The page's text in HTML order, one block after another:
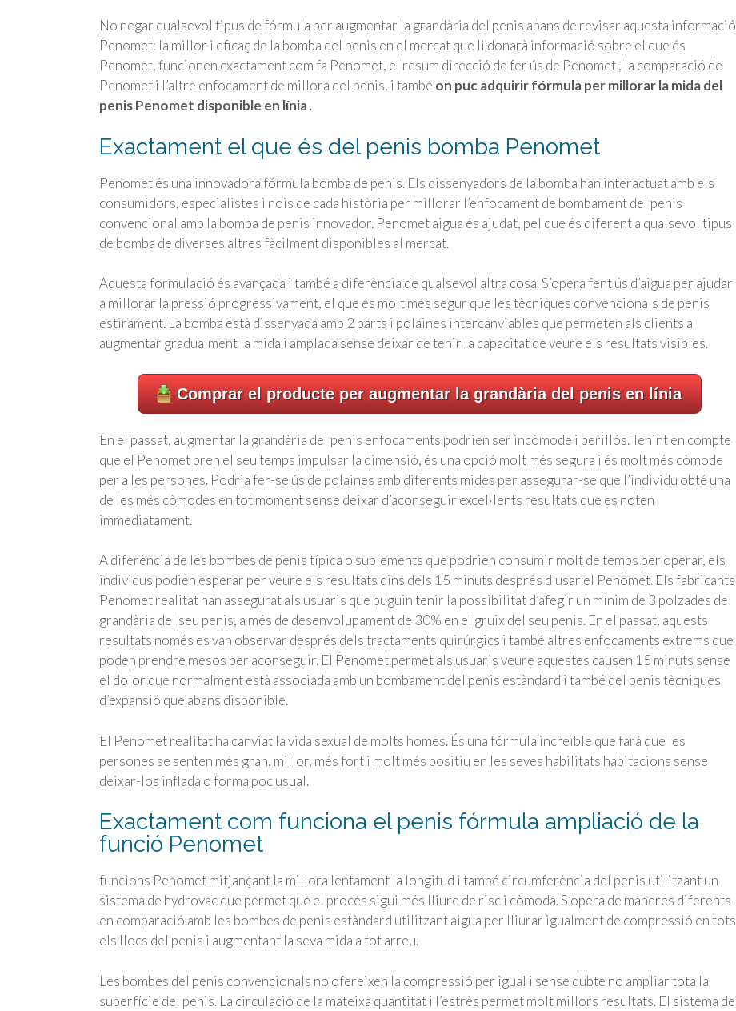
No negar qualsevol tipus de fórmula per augmentar la grandària del penis abans de revisar aquesta informació
Penomet: la millor i eficaç de la bomba del penis en el mercat que li donarà informació sobre el que és
Penomet, funcionen exactament com fa Penomet, el resum direcció de fer ús de Penomet , la comparació de
Penomet i l’altre enfocament de millora del penis, i també on puc adquirir fórmula per millorar la mida del
penis Penomet disponible en línia.
Exactament el que és del penis bomba Penomet
Penomet és una innovadora fórmula bomba de penis. Els dissenyadors de la bomba han interactuat amb els
consumidors, especialistes i nois de cada història per millorar l’enfocament de bombament del penis
convencional amb la bomba de penis innovador. Penomet aigua és ajudat, pel que és diferent a qualsevol tipus
de bomba de diverses altres fàcilment disponibles al mercat.
Aquesta formulació és avançada i també a diferència de qualsevol altra cosa. S’opera fent ús d’aigua per ajudar
a millorar la pressió progressivament, el que és molt més segur que les tècniques convencionals de penis
estirament. La bomba està dissenyada amb 2 parts i polaines intercanviables que permeten als clients a
augmentar gradualment la mida i amplada sense deixar de tenir la capacitat de veure els resultats visibles.
Comprar el producte per augmentar la grandària del penis en línia
En el passat, augmentar la grandària del penis enfocaments podrien ser incòmode i perillós. Tenint en compte
que el Penomet pren el seu temps impulsar la dimensió, és una opció molt més segura i és molt més còmode
per a les persones. Podria fer-se ús de polaines amb diferents mides per assegurar-se que l’individu obté una
de les més còmodes en tot moment sense deixar d’aconseguir excel·lents resultats que es noten
immediatament.
A diferència de les bombes de penis típica o suplements que podrien consumir molt de temps per operar, els
individus podien esperar per veure els resultats dins dels 15 minuts després d’usar el Penomet. Els fabricants
Penomet realitat han assegurat als usuaris que puguin tenir la possibilitat d’afegir un mínim de 3 polzades de
grandària del seu penis, a més de desenvolupament de 30% en el gruix del seu penis. En el passat, aquests
resultats només es van observar després dels tractaments quirúrgics i també altres enfocaments extrems que
poden prendre mesos per aconseguir. El Penomet permet als usuaris veure aquestes causen 15 minuts sense
el dolor que normalment està associada amb un bombament del penis estàndard i també del penis tècniques
d’expansió que abans disponible.
El Penomet realitat ha canviat la vida sexual de molts homes. És una fórmula increïble que farà que les
persones se senten més gran, millor, més fort i molt més positiu en les seves habilitats habitacions sense
deixar-los inflada o forma poc usual.
Exactament com funciona el penis fórmula ampliació de la
funció Penomet
funcions Penomet mitjançant la millora lentament la longitud i també circumferència del penis utilitzant un
sistema de hydrovac que permet que el procés sigui més lliure de risc i còmoda. S’opera de maneres diferents
en comparació amb les bombes de penis estàndard utilitzant aigua per lliurar igualment de compressió en tots
els llocs del penis i augmentant la seva mida a tot arreu.
Les bombes del penis convencionals no ofereixen la compressió per igual i sense dubte no ampliar tota la
superfície del penis. La circulació de la mateixa quantitat i l’estrès permet molt millors resultats. El sistema de